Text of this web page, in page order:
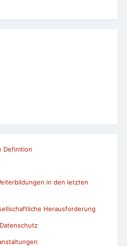
Definition
in den letzten
Herausforderung